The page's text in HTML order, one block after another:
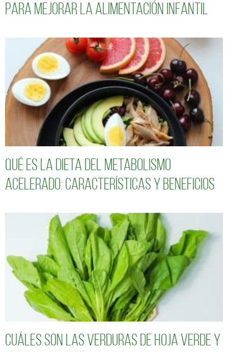
para mejorar la alimentación infantil
Qué es la dieta del metabolismo
acelerado: características y beneficios
Cuáles son las verduras de hoja verde y